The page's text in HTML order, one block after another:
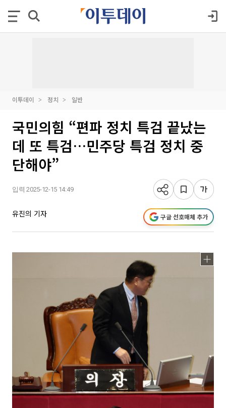
이투데이 정치 일반
국민의힘 “편파 정치 특검 끝났는
데 또 특검…민주당 특검 정치 중
단해야”
입력 2025-12-15 14:49
유진의 기자 구글 선호매체 추가